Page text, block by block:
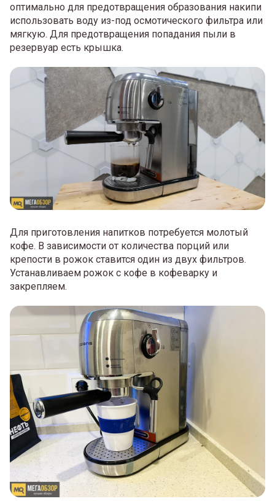
оптимально для предотвращения образования накипи
использовать воду из-под осмотического фильтра или
мягкую. Для предотвращения попадания пыли в
резервуар есть крышка.
Для приготовления напитков потребуется молотый
кофе. В зависимости от количества порций или
крепости в рожок ставится один из двух фильтров.
Устанавливаем рожок с кофе в кофеварку и
закрепляем.